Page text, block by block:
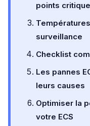
points
surveillance
Checklist
Les pannes
leurs causes
Optimiser la
votre ECS